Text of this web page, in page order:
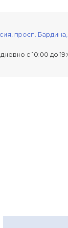
просп. Бардина,
с 10:00 до